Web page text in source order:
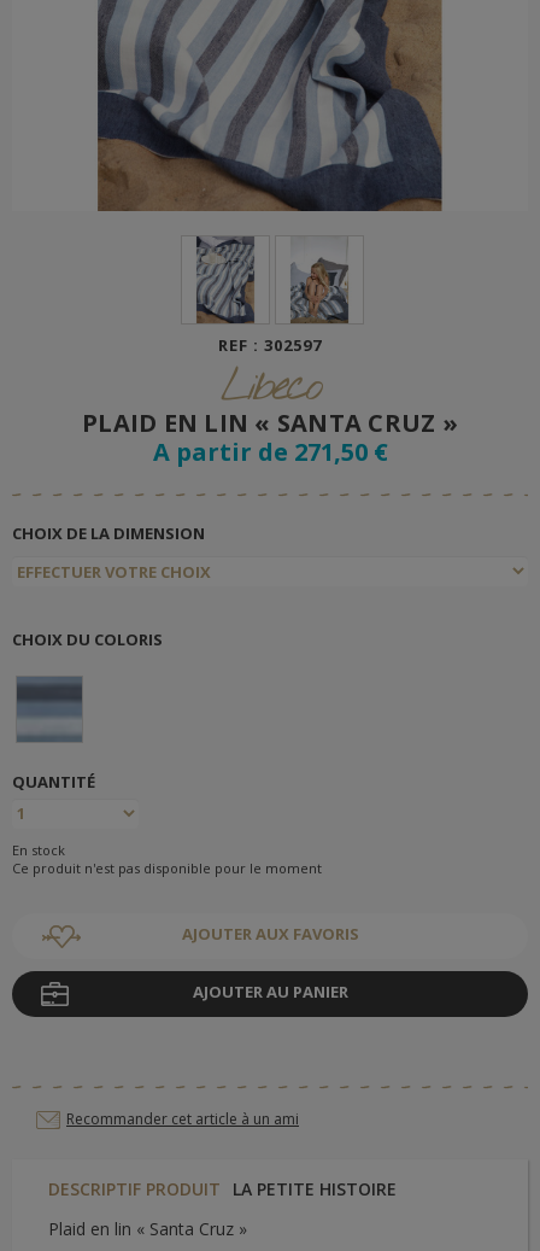
REF : 302597
Libeco
PLAID EN LIN « SANTA CRUZ »
A partir de 271,50 €
CHOIX DE LA DIMENSION
CHOIX DU COLORIS
QUANTITÉ
En stock
Ce produit n'est pas disponible pour le moment
AJOUTER AUX FAVORIS
AJOUTER AU PANIER
Recommander cet article à un ami
DESCRIPTIF PRODUIT
LA PETITE HISTOIRE
Plaid en lin « Santa Cruz »